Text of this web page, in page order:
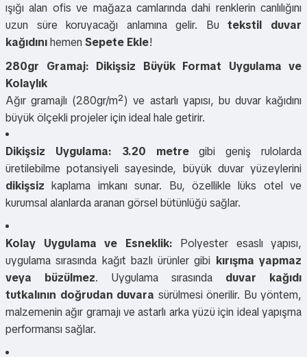
ışığı alan ofis ve mağaza camlarında dahi renklerin canlılığını
uzun süre koruyacağı anlamına gelir. Butekstil duvar
kağıdınıhemen Sepete Ekle!
280gr Gramaj: Dikişsiz Büyük Format Uygulama ve
Kolaylık
Ağır gramajlı (280gr/m²) ve astarlı yapısı, bu duvar kağıdını
büyük ölçekli projeler için ideal hale getirir.
Dikişsiz Uygulama: 3.20 metregibi geniş rulolarda
üretilebilme potansiyeli sayesinde, büyük duvar yüzeylerini
dikişsiz kaplama imkanı sunar. Bu, özellikle lüks otel ve
kurumsal alanlarda aranan görsel bütünlüğü sağlar.
Kolay Uygulama ve Esneklik: Polyester esaslı yapısı,
uygulama sırasında kağıt bazlı ürünler gibi kırışma yapmaz
veya büzülmez. Uygulama sırasında duvar kağıdı
tutkalının doğrudan duvara sürülmesi önerilir. Bu yöntem,
malzemenin ağır gramajı ve astarlı arka yüzü için ideal yapışma
performansı sağlar.